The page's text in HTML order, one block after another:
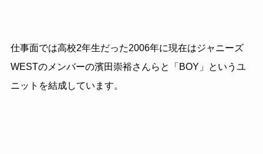
仕事面では高校2年生だった2006年に現在はジャニーズ
WESTのメンバーの濱田崇裕さんらと「BOY」というユ
ニットを結成しています。